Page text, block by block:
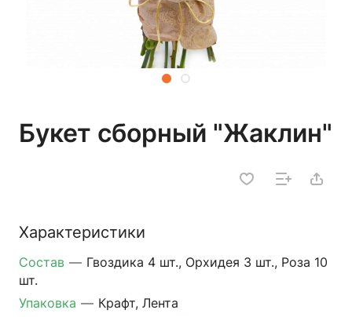
Букет сборный "Жаклин"
Характеристики
Состав — Гвоздика 4 шт., Орхидея 3 шт., Роза 10
шт.
Упаковка — Крафт, Лента